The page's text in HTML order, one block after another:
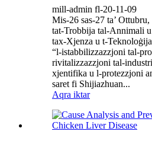
mill-admin fl-20-11-09
Mis-26 sas-27 ta’
tat-Trobbija tal-Annimali
tax-Xjenza u t-Teknoloġija
“l-istabbilizzazzjoni tal-
rivitalizzazzjoni tal-
xjentifika u l-protezzjoni
saret fi Shijiazhuan...
Aqra iktar